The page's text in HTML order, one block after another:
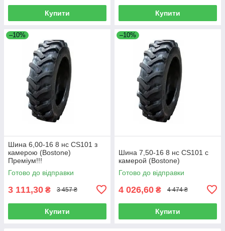
Купити Купити
–10%
Шина 6,00-16 8 нс CS101 з
камерою (Bostone)
Преміум!!!
Готово до відправки
3 111,30 ₴ 3 457 ₴
Купити
–10%
Шина 7,50-16 8 нс CS101 с
камерой (Bostone)
Готово до відправки
4 026,60 ₴ 4 474 ₴
Купити